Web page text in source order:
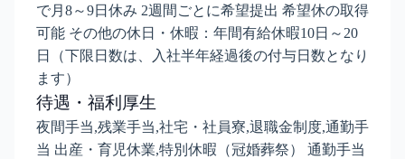
で月8～9日休み 2週間ごとに希望提出 希望休の取得
可能 その他の休日・休暇：年間有給休暇10日～20
日（下限日数は、入社半年経過後の付与日数となり
ます）
待遇・福利厚生
夜間手当,残業手当,社宅・社員寮,退職金制度,通勤手
当 出産・育児休業,特別休暇（冠婚葬祭） 通勤手当